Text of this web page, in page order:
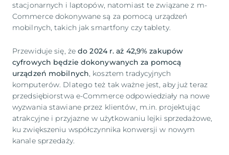
stacjonarnych i laptopów, natomiast te związane z m-
Commerce dokonywane są za pomocą urządzeń
mobilnych, takich jak smartfony czy tablety.
Przewiduje się, żedo 2024 r. aż 42,9% zakupów
cyfrowych będzie dokonywanych za pomocą
urządzeń mobilnych, kosztem tradycyjnych
komputerów. Dlatego też tak ważne jest, aby już teraz
przedsiębiorstwa e-Commerce odpowiedziały na nowe
wyzwania stawiane przez klientów, m.in. projektując
atrakcyjne i przyjazne w użytkowaniu lejki sprzedażowe,
ku zwiększeniu współczynnika konwersji w nowym
kanale sprzedaży.